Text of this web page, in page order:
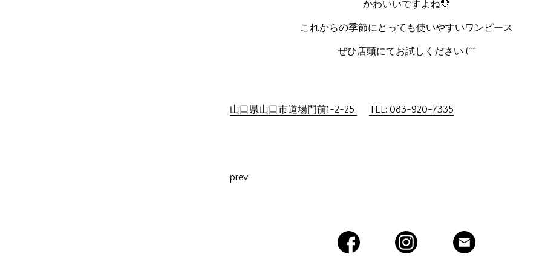
かわいいですよね💛
これからの季節にとっても使いやすいワンピース
ぜひ店頭にてお試しください (^^
山口県山口市道場門前1-2-25 TEL: 083-920-7335
prev